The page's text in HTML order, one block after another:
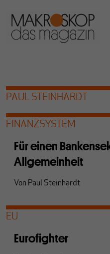
PAUL STEINHARDT
FINANZSYSTEM
Für einen
Allgemeinheit
Von Paul Steinhardt
EU
Eurofighter